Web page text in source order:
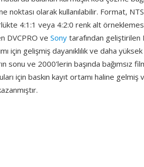
olarak kullanılabilir. Format,
4:1:1 veya 4:2:0 renk alt
DVCPRO ve Sony tarafından geliştirilen
için gelişmiş dayanıklılık ve daha
sonu ve 2000'lerin başında bağımsız
için baskın kayıt ortamı haline gelmiş